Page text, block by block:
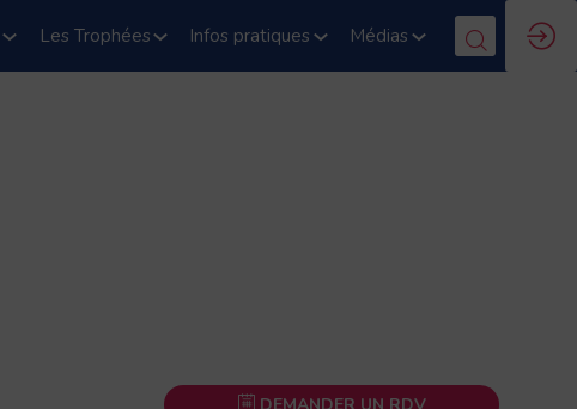
Les Trophées Infos pratiques Médias